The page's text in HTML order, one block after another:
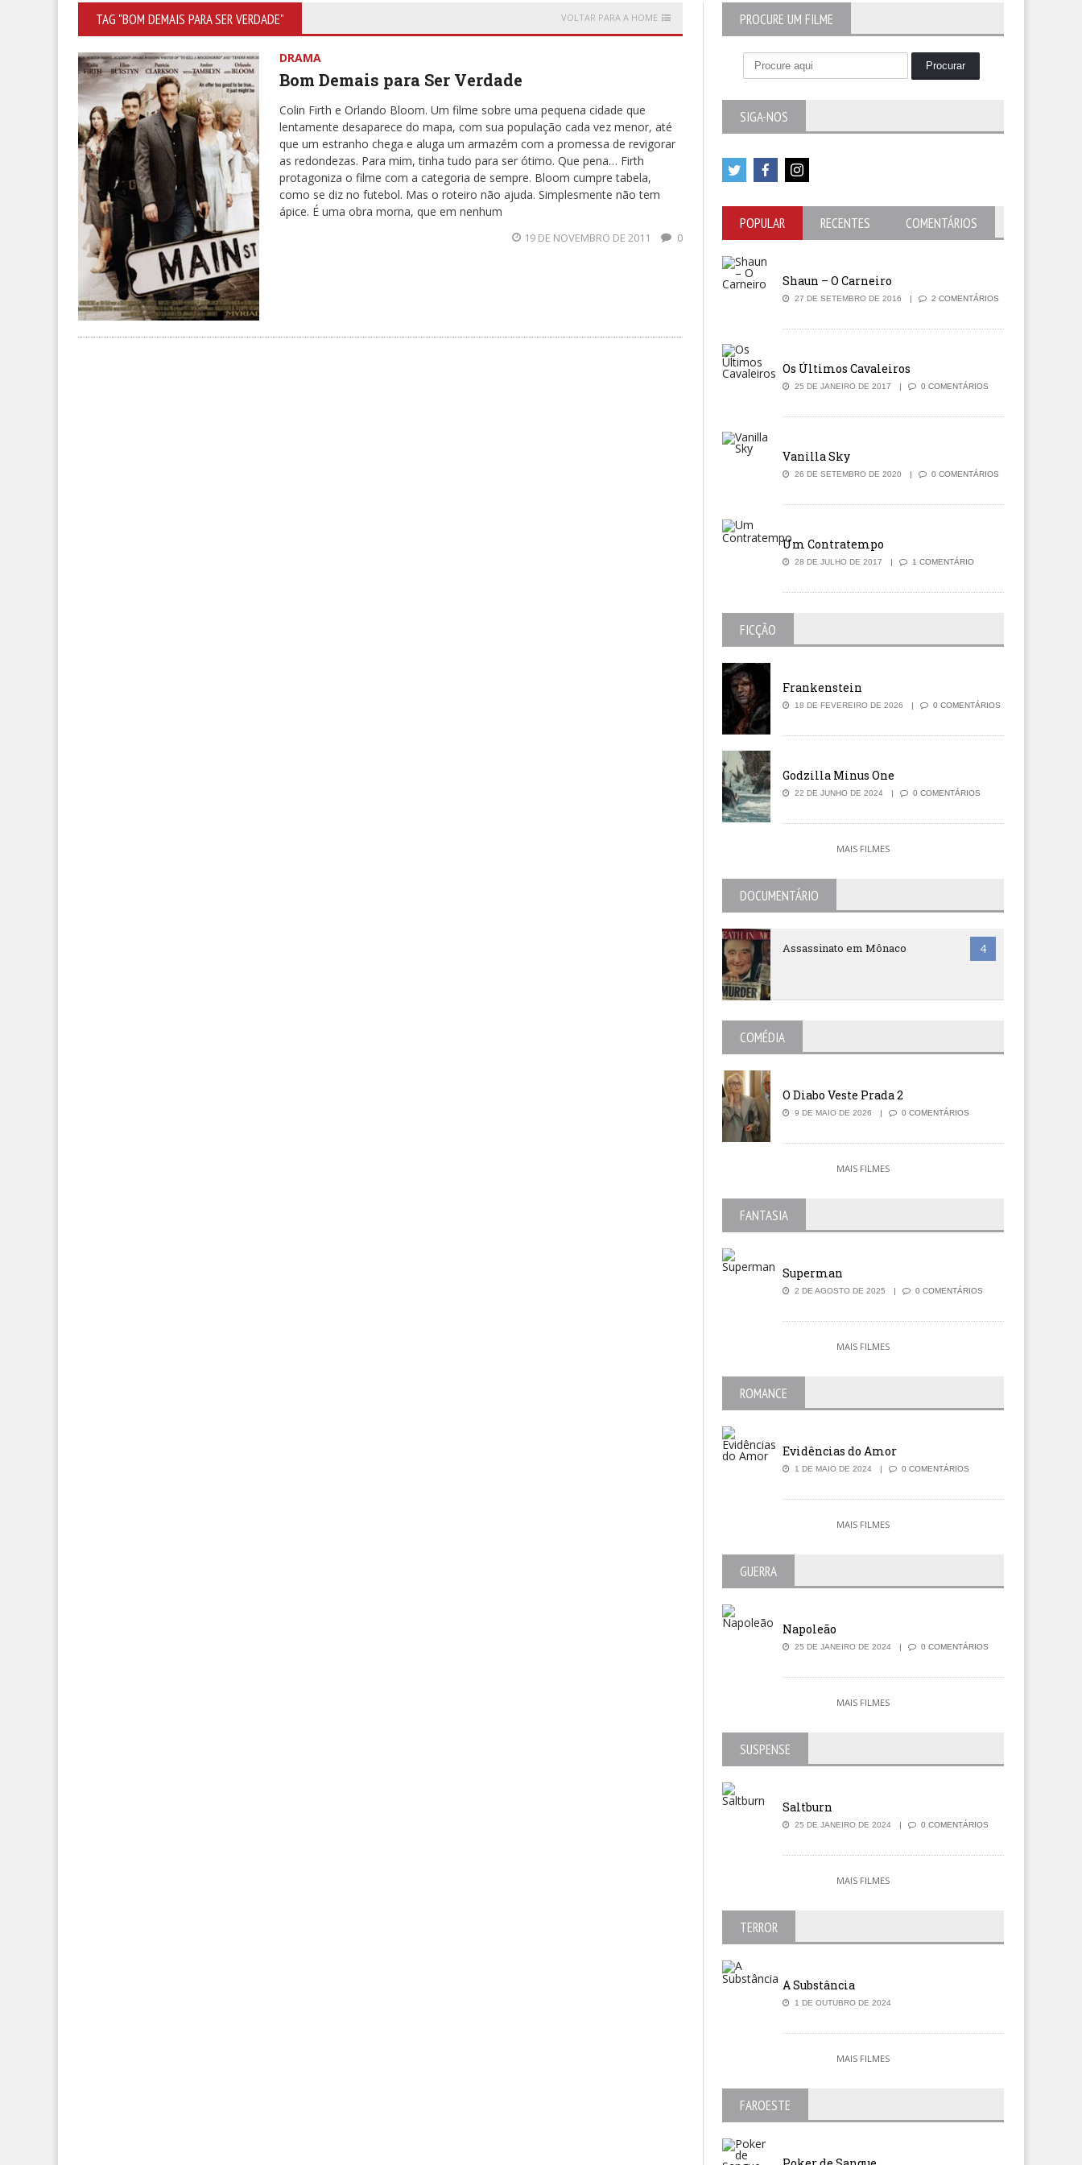
TAG "BOM DEMAIS PARA SER VERDADE" VOLTAR PARA A HOME
DRAMA
Bom Demais para Ser Verdade
Colin Firth e Orlando Bloom. Um filme sobre uma pequena cidade que
lentamente desaparece do mapa, com sua população cada vez menor, até
que um estranho chega e aluga um armazém com a promessa de revigorar
as redondezas. Para mim, tinha tudo para ser ótimo. Que pena… Firth
protagoniza o filme com a categoria de sempre. Bloom cumpre tabela,
como se diz no futebol. Mas o roteiro não ajuda. Simplesmente não tem
ápice. É uma obra morna, que em nenhum
19 DE NOVEMBRO DE 2011 0
PROCURE UM FILME
SIGA-NOS
POPULAR RECENTES COMENTÁRIOS
Shaun – O Carneiro
27 DE SETEMBRO DE 2016 2 COMENTÁRIOS
Os Últimos Cavaleiros
25 DE JANEIRO DE 2017 0 COMENTÁRIOS
Vanilla Sky
26 DE SETEMBRO DE 2020 0 COMENTÁRIOS
Um Contratempo
28 DE JULHO DE 2017 1 COMENTÁRIO
FICÇÃO
Frankenstein
18 DE FEVEREIRO DE 2026 0 COMENTÁRIOS
Godzilla Minus One
22 DE JUNHO DE 2024 0 COMENTÁRIOS
MAIS FILMES
DOCUMENTÁRIO
Assassinato em Mônaco 4
COMÉDIA
O Diabo Veste Prada 2
9 DE MAIO DE 2026 0 COMENTÁRIOS
MAIS FILMES
FANTASIA
Superman
2 DE AGOSTO DE 2025 0 COMENTÁRIOS
MAIS FILMES
ROMANCE
Evidências do Amor
1 DE MAIO DE 2024 0 COMENTÁRIOS
MAIS FILMES
GUERRA
Napoleão
25 DE JANEIRO DE 2024 0 COMENTÁRIOS
MAIS FILMES
SUSPENSE
Saltburn
25 DE JANEIRO DE 2024 0 COMENTÁRIOS
MAIS FILMES
TERROR
A Substância
1 DE OUTUBRO DE 2024
MAIS FILMES
FAROESTE